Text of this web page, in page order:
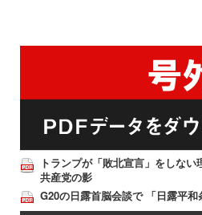
トランプが「敗北宣言」をしな
共産党の影
G20の日露首脳会談で 「日露平